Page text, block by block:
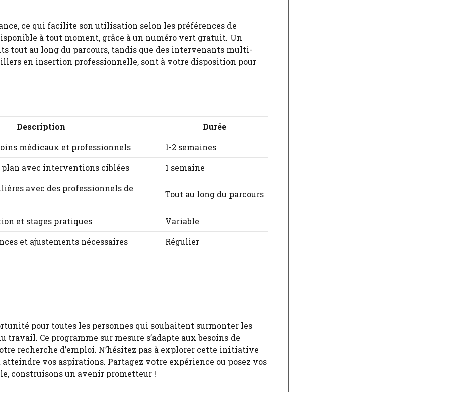
ce qui facilite son utilisation selon les préférences de
à tout moment, grâce à un numéro vert gratuit. Un
tout au long du parcours, tandis que des intervenants multi-
en insertion professionnelle, sont à votre disposition pour
Description
Durée
médicaux et professionnels
1-2 semaines
plan avec interventions ciblées
1 semaine
avec des professionnels de
Tout au long du parcours
et stages pratiques
Variable
et ajustements nécessaires Régulier
pour toutes les personnes qui souhaitent surmonter les
travail. Ce programme sur mesure s’adapte aux besoins de
recherche d’emploi. N’hésitez pas à explorer cette initiative
vos aspirations. Partagez votre expérience ou posez vos
construisons un avenir prometteur !